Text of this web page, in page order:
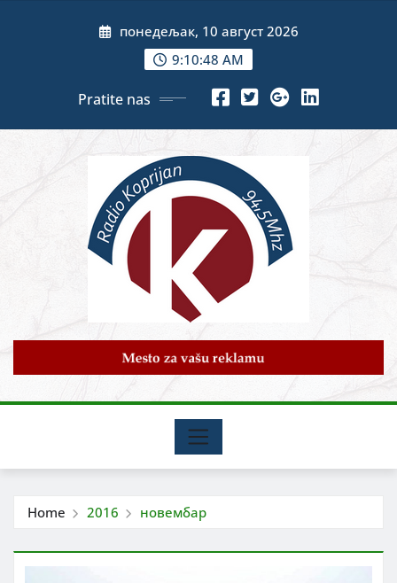
понедељак, 10 август 2026
9:10:50 AM
Pratite nas
Home 2016 новембар